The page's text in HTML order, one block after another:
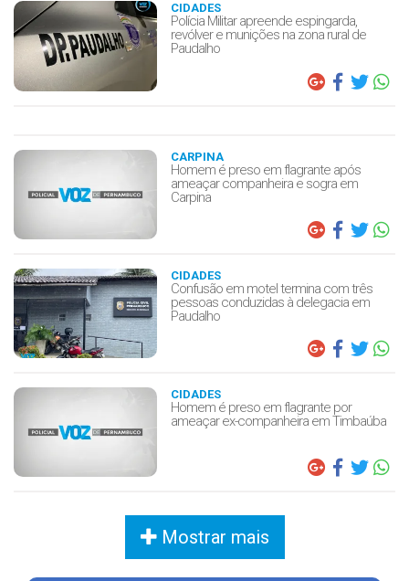
CIDADES
Polícia Militar apreende espingarda,
revólver e munições na zona rural de
Paudalho
CARPINA
Homem é preso em flagrante após
ameaçar companheira e sogra em
Carpina
CIDADES
Confusão em motel termina com três
pessoas conduzidas à delegacia em
Paudalho
CIDADES
Homem é preso em flagrante por
ameaçar ex-companheira em Timbaúba
Mostrar mais